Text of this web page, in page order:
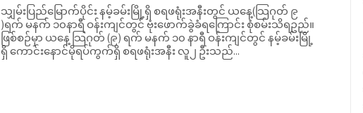
သျှမ်းပြည်မြောက်ပိုင်း နမ့်ခမ်းမြို့ရှိ စရဖရုံးအနီးတွင် ယနေ့(သြဂုတ် ၉
)ရက် မနက် ၁၀နာရီ ဝန်းကျင်တွင် ဗုံးဖောက်ခွဲခံရကြောင်း စုံစမ်းသိရဥည်။
ဖြစ်စဉ်မှာ ယနေ့ သြဂုတ် (၉) ရက် မနက် ၁၀ နာရီ ဝန်းကျင်တွင် နမ့်ခမ်းမြို့
ရှိ ကောင်းနောင်မိုရပ်ကွက်ရှိ စရဖရုံးအနီး လူ၂ ဦးသည်...